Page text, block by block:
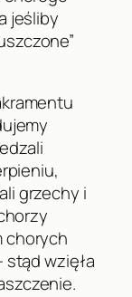
jeśliby
grzechy i
chorych
stąd wzięła